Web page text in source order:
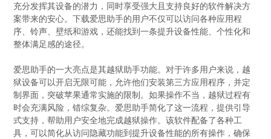
充分发挥其设备的潜力，同时享受强大且支持良好的软件解决方
案带来的安心。下载爱思助手的用户不仅可以访问各种应用程
序、铃声、壁纸和游戏，还能找到一条提升设备性能、个性化和
整体满足感的途径。
爱思助手的一大亮点是其越狱助手功能。对于许多用户来说，越
狱设备可以开启无限可能，允许他们安装第三方应用程序，并定
制界面，突破苹果通常实施的限制。如果操作不当，越狱过程有
时会充满风险，错综复杂。爱思助手简化了这一流程，提供引导
式支持，帮助用户安全地完成越狱操作。该软件配备了各种工
具，可以简化从访问隐藏功能到提升设备性能的所有操作，确保